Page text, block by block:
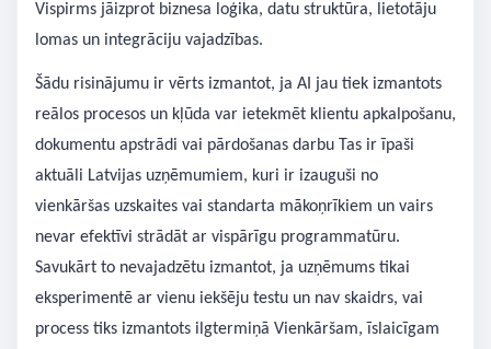
Vispirms jāizprot biznesa loģika, datu struktūra, lietotāju
lomas un integrāciju vajadzības.
Šādu risinājumu ir vērts izmantot, ja AI jau tiek izmantots
reālos procesos un kļūda var ietekmēt klientu apkalpošanu,
dokumentu apstrādi vai pārdošanas darbu Tas ir īpaši
aktuāli Latvijas uzņēmumiem, kuri ir izauguši no
vienkāršas uzskaites vai standarta mākoņrīkiem un vairs
nevar efektīvi strādāt ar vispārīgu programmatūru.
Savukārt to nevajadzētu izmantot, ja uzņēmums tikai
eksperimentē ar vienu iekšēju testu un nav skaidrs, vai
process tiks izmantots ilgtermiņā Vienkāršam, īslaicīgam